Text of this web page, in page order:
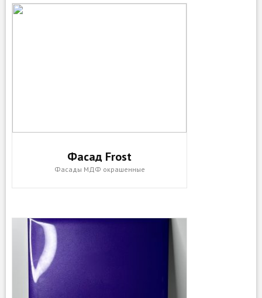
Фасад Frost
Фасады МДФ окрашенные